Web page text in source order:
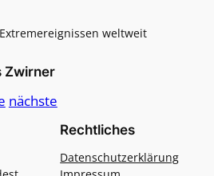
weltweit
Zwirner
nächste
Rechtliches
Datenschutzerklärung